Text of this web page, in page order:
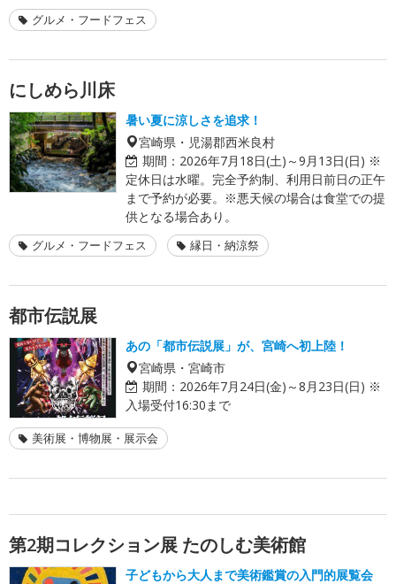
グルメ・フードフェス
にしめら川床
暑い夏に涼しさを追求！
宮崎県・児湯郡西米良村
期間： 2026年7月18日(土)～9月13日(日) ※
定休日は水曜。完全予約制、利用日前日の正午
まで予約が必要。※悪天候の場合は食堂での提
供となる場合あり。
グルメ・フードフェス 縁日・納涼祭
都市伝説展
あの「都市伝説展」が、宮崎へ初上陸！
宮崎県・宮崎市
期間： 2026年7月24日(金)～8月23日(日) ※
入場受付16:30まで
美術展・博物展・展示会
第2期コレクション展 たのしむ美術館
子どもから大人まで美術鑑賞の入門的展覧会